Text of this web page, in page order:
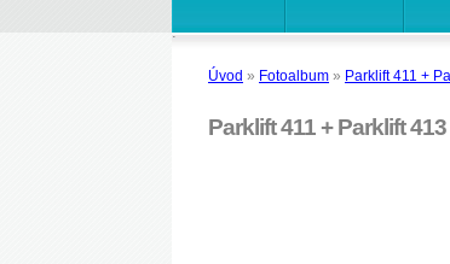
Úvod » Fotoalbum » Parklift 411 +
Parklift 411 + Parklift